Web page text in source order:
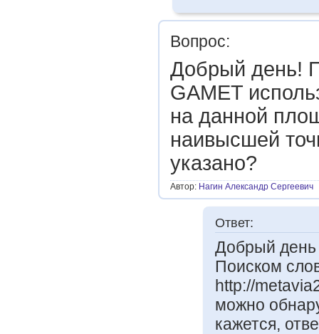
Вопрос:
Добрый день!
GAMET
на данной
наивысшей
указано?
Автор: Нагин Александр Сергеевич
Ответ:
Добрый день
Поиском
http://
можно
кажется,